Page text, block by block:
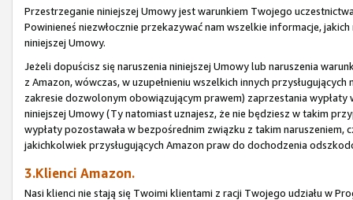
Przestrzeganie niniejszej Umowy jest warunkiem Twojego
Powinieneś niezwłocznie przekazywać nam wszelkie informacje,
niniejszej Umowy.
Jeżeli dopuścisz się naruszenia niniejszej Umowy lub naruszenia
z Amazon, wówczas, w uzupełnieniu wszelkich innych
zakresie dozwolonym obowiązującym prawem) zaprzestania
niniejszej Umowy (Ty natomiast uznajesz, że nie będziesz w takim
wypłaty pozostawała w bezpośrednim związku z takim
jakichkolwiek przysługujących Amazon praw do dochodzenia
3.Klienci Amazon.
Nasi klienci nie stają się Twoimi klientami z racji Twojego udziału w